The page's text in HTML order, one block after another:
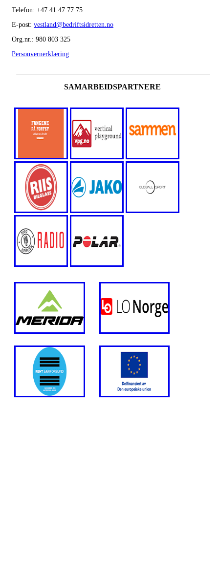
Telefon: +47 41 47 77 75
E-post: vestland@bedriftsidretten.no
Org.nr.: 980 803 325
Personvernerklæring
SAMARBEIDSPARTNERE